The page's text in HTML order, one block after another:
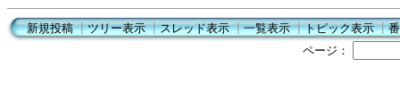
新規投稿┃ツリー表示┃スレッド表示┃一覧表示┃トピック表示┃
ページ：